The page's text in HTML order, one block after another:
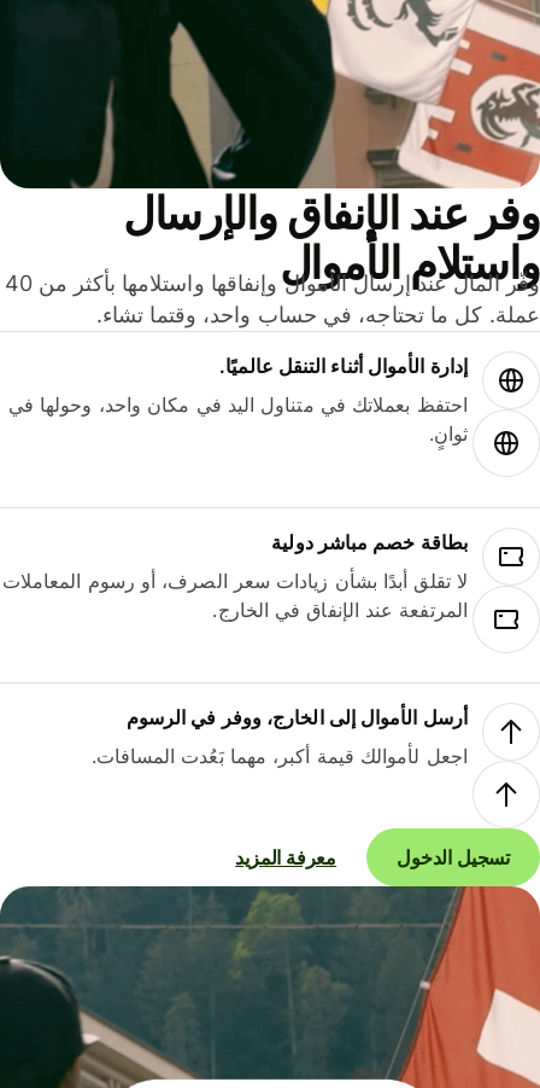
عند الإنفاق والإرسال
الأموال
وفّر المال عند إرسال الأموال وإنفاقها واستلامها بأكثر من 40
كل ما تحتاجه، في حساب واحد، وقتما تشاء.
إدارة الأموال أثناء التنقل عالميًا.
احتفظ بعملاتك في متناول اليد في مكان واحد، وحولها في
ثوانٍ.
بطاقة خصم مباشر دولية
لا تقلق أبدًا بشأن زيادات سعر الصرف، أو رسوم المعاملات
المرتفعة عند الإنفاق في الخارج.
أرسل الأموال إلى الخارج، ووفر في الرسوم
اجعل لأموالك قيمة أكبر، مهما بَعُدت المسافات.
تسجيل الدخول معرفة المزيد